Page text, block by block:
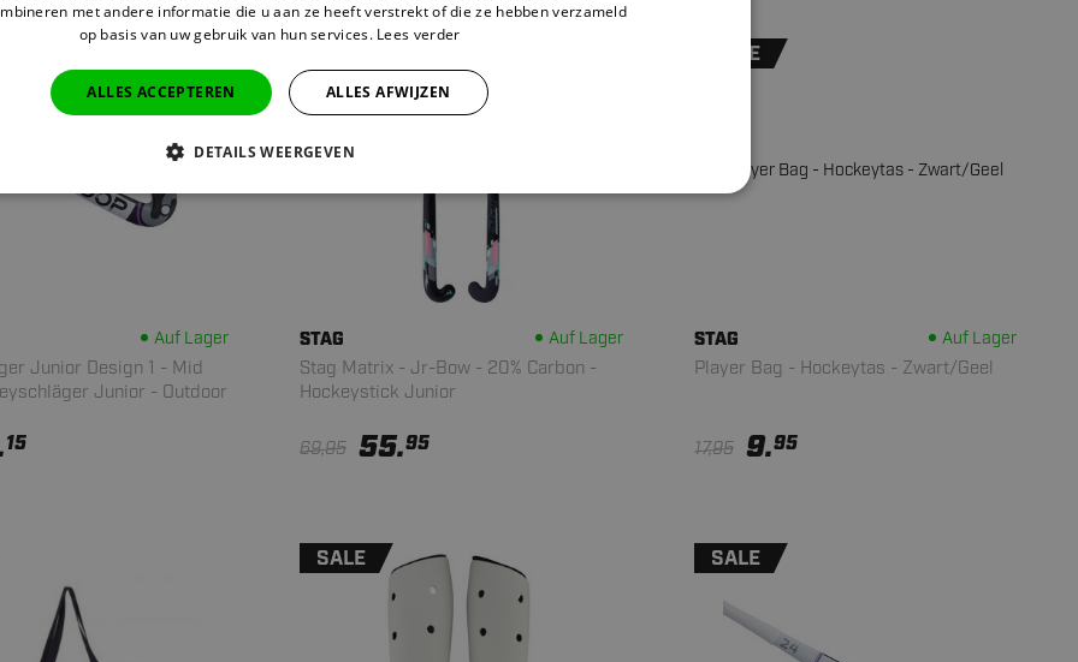
Auf Lager
Junior Design 1 - Mid
Junior - Outdoor
15
STAG Auf Lager
Stag Matrix - Jr-Bow - 20% Carbon -
Hockeystick Junior
69,95 55.95
SALE
STAG Auf Lager
Player Bag - Hockeytas - Zwart/Geel
17,95 9.95
SALE SALE
met andere informatie die u aan ze heeft verstrekt of die ze hebben verzameld
op basis van uw gebruik van hun services. Lees verder
ALLES ACCEPTEREN ALLES AFWIJZEN
DETAILS WEERGEVEN